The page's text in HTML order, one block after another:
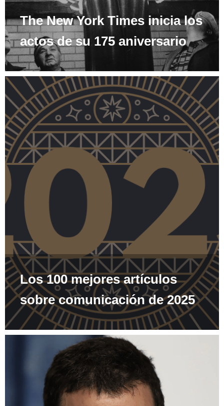
The New York Times inicia los
actos de su 175 aniversario
Los 100 mejores artículos
sobre comunicación de 2025